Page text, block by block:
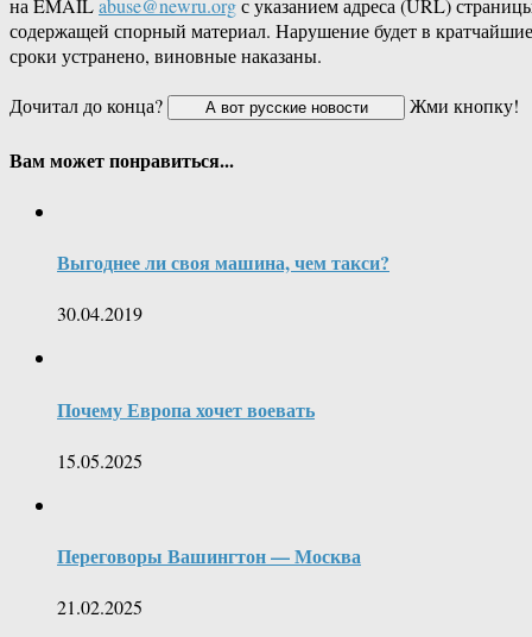
на EMAILabuse@newru.orgс указанием адреса (URL)
содержащей спорный материал. Нарушение будет в кратчайшие
сроки устранено, виновные наказаны.
Дочитал до конца?
Жми кнопку!
Вам может понравиться...
Выгоднее ли своя машина, чем такси?
30.04.2019
Почему Европа хочет воевать
15.05.2025
Переговоры Вашингтон — Москва
21.02.2025